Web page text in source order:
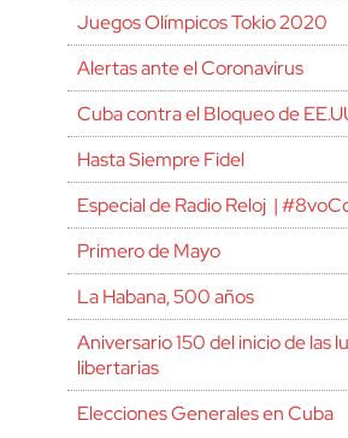
Juegos Olímpicos Tokio 2020
Alertas ante el Coronavirus
Cuba contra el Bloqueo de
Hasta Siempre Fidel
Especial de Radio Reloj |
Primero de Mayo
La Habana, 500 años
Aniversario 150 del inicio de las
libertarias
Elecciones Generales en Cuba